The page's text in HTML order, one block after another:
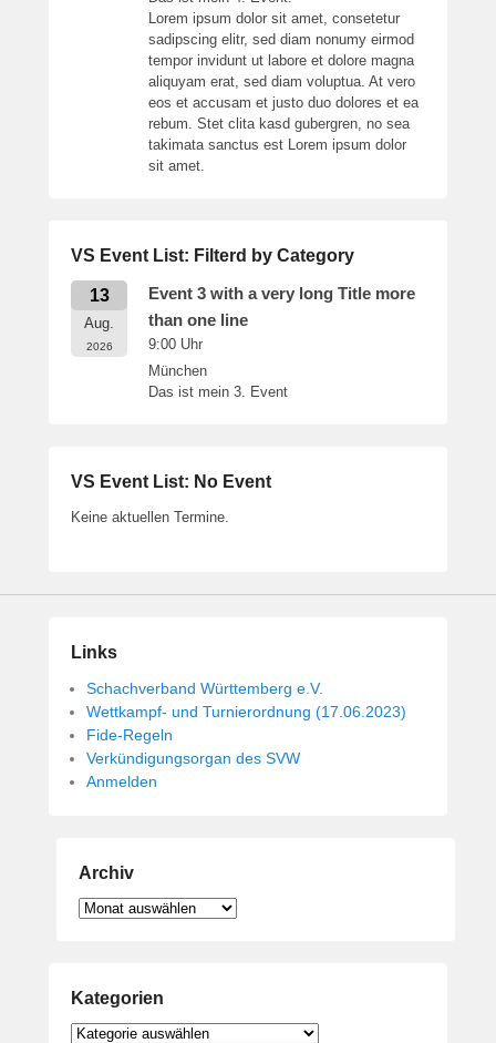
Lorem ipsum dolor sit amet, consetetur
sadipscing elitr, sed diam nonumy eirmod
tempor invidunt ut labore et dolore magna
aliquyam erat, sed diam voluptua. At vero
eos et accusam et justo duo dolores et ea
rebum. Stet clita kasd gubergren, no sea
takimata sanctus est Lorem ipsum dolor
sit amet.
VS Event List: Filterd by Category
13
Aug.
2026
Event 3 with a very long Title more
than one line
9:00 Uhr
München
Das ist mein 3. Event
VS Event List: No Event
Keine aktuellen Termine.
Links
Schachverband Württemberg e.V.
Wettkampf- und Turnierordnung (17.06.2023)
Fide-Regeln
Verkündigungsorgan des SVW
Anmelden
Archiv
Archiv
Kategorien
Kategorien